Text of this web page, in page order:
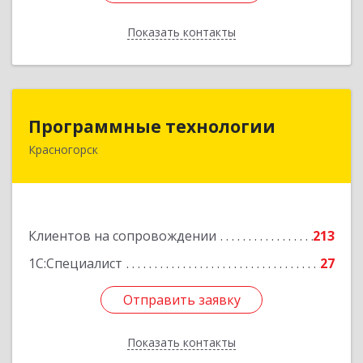
Показать контакты
Назад
Программные технологии
Красногорск
Клиентов на сопровождении
213
1С:Специалист
27
Отправить заявку
Показать контакты
143408, Московская обл, Красногорский р-н,
Отправить заявку
Назад